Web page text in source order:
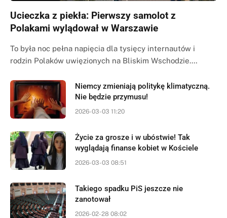
Ucieczka z piekła: Pierwszy samolot z
Polakami wylądował w Warszawie
To była noc pełna napięcia dla tysięcy internautów i
rodzin Polaków uwięzionych na Bliskim Wschodzie.…
Niemcy zmieniają politykę klimatyczną.
Nie będzie przymusu!
2026-03-03 11:20
Życie za grosze i w ubóstwie! Tak
wyglądają finanse kobiet w Kościele
2026-03-03 08:51
Takiego spadku PiS jeszcze nie
zanotował
2026-02-28 08:02